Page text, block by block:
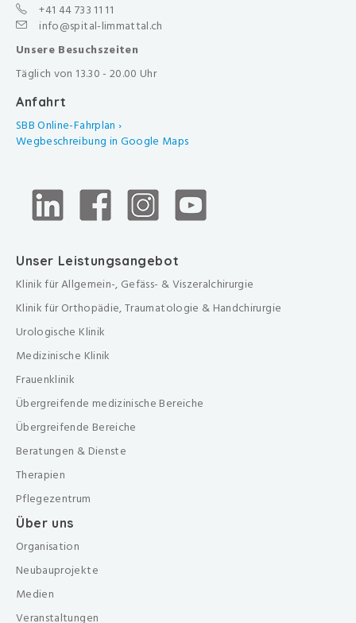
+41 44 733 11 11
info@spital-limmattal.ch
Unsere Besuchszeiten
Täglich von 13.30 - 20.00 Uhr
Anfahrt
SBB Online-Fahrplan ›
Wegbeschreibung in Google Maps
Unser Leistungsangebot
Klinik für Allgemein-, Gefäss- & Viszeralchirurgie
Klinik für Orthopädie, Traumatologie & Handchirurgie
Urologische Klinik
Medizinische Klinik
Frauenklinik
Übergreifende medizinische Bereiche
Übergreifende Bereiche
Beratungen & Dienste
Therapien
Pflegezentrum
Über uns
Organisation
Neubauprojekte
Medien
Veranstaltungen